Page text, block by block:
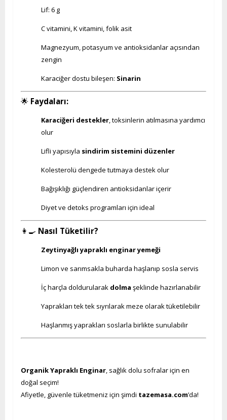
Lif: 6 g
C vitamini, K vitamini, folik asit
Magnezyum, potasyum ve antioksidanlar açısından
zengin
Karaciğer dostu bileşen: Sinarin
🌟 Faydaları:
Karaciğeri destekler, toksinlerin atılmasına yardımcı
olur
Lifli yapısıyla sindirim sistemini düzenler
Kolesterolü dengede tutmaya destek olur
Bağışıklığı güçlendiren antioksidanlar içerir
Diyet ve detoks programları için ideal
👩‍🍳 Nasıl Tüketilir?
Zeytinyağlı yapraklı enginar yemeği
Limon ve sarımsakla buharda haşlanıp sosla servis
İç harçla doldurularak dolma şeklinde hazırlanabilir
Yaprakları tek tek sıyrılarak meze olarak tüketilebilir
Haşlanmış yaprakları soslarla birlikte sunulabilir
Organik Yapraklı Enginar , sağlık dolu sofralar için en
doğal seçim!
Afiyetle, güvenle tüketmeniz için şimdi tazemasa.com’da!